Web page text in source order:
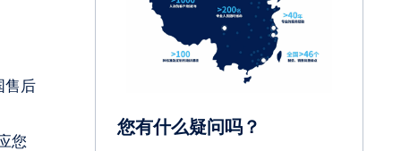
售后
您
您有什么疑问吗？